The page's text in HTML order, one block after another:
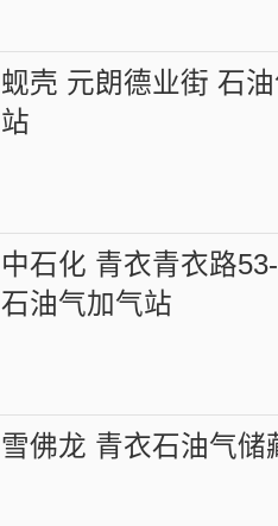
蚬壳 元朗德业街 石
站
中石化 青衣青衣路
石油气加气站
雪佛龙 青衣石油气储